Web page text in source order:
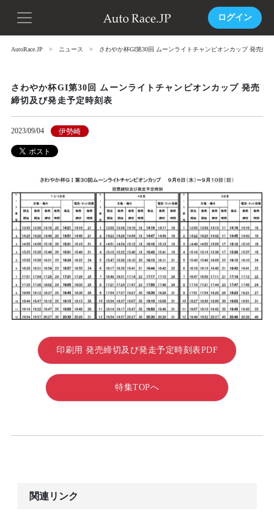
ログイン
AutoRace.JP ニュース さわやか杯GI第30回 ムーンライトチャンピオンカップ 発売締
さわやか杯GI第30回 ムーンライトチャンピオンカップ 発売
締切及び発走予定時刻表
2023/09/04 伊勢崎
印刷用 発売締切及び発走予定時刻表PDF
特集TOPへ
関連リンク